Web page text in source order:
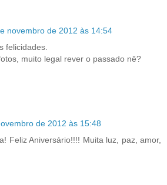
novembro de 2012 às 14:54
felicidades.
muito legal rever o passado nê?
de 2012 às 15:48
Feliz Aniversário!!!! Muita luz, paz, amor,